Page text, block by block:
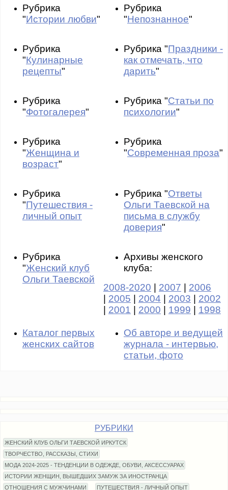
Рубрика
"Истории любви"
Рубрика
"Непознанное"
Рубрика
"Кулинарные
рецепты"
Рубрика "Праздники -
как отмечать, что
дарить"
Рубрика
"Фотогалерея"
Рубрика "Статьи по
психологии"
Рубрика
"Женщина и
возраст"
Рубрика
"Современная проза"
Рубрика
"Путешествия -
личный опыт
Рубрика "Ответы
Ольги Таевской на
письма в службу
доверия"
Рубрика
"Женский клуб
Ольги Таевской
Архивы женского
клуба:
2008-2020
2007
2006
2005 2004 2003
2002
2001 2000 1999 1998
Каталог первых
женских сайтов
Об авторе и ведущей
журнала - интервью,
статьи, фото
РУБРИКИ
ЖЕНСКИЙ КЛУБ ОЛЬГИ ТАЕВСКОЙ ИРКУТСК
ТВОРЧЕСТВО, РАССКАЗЫ, СТИХИ
МОДА 2024-2025 - ТЕНДЕНЦИИ В ОДЕЖДЕ, ОБУВИ, АКСЕССУАРАХ
ИСТОРИИ ЖЕНЩИН, ВЫШЕДШИХ ЗАМУЖ ЗА ИНОСТРАНЦА
ОТНОШЕНИЯ С МУЖЧИНАМИ
ПУТЕШЕСТВИЯ - ЛИЧНЫЙ ОПЫТ